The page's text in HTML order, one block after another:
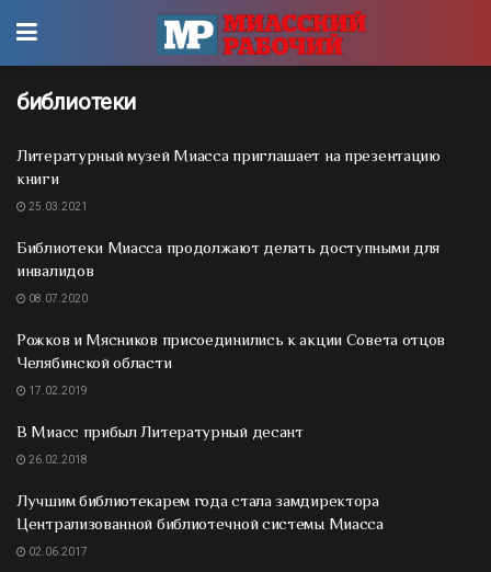
библиотеки
Литературный музей Миасса приглашает на презентацию
книги
25.03.2021
Библиотеки Миасса продолжают делать доступными для
инвалидов
08.07.2020
Рожков и Мясников присоединились к акции Совета отцов
Челябинской области
17.02.2019
В Миасс прибыл Литературный десант
26.02.2018
Лучшим библиотекарем года стала замдиректора
Централизованной библиотечной системы Миасса
02.06.2017